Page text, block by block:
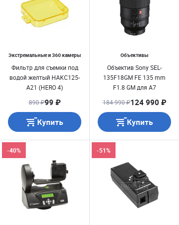
Экстремальные и 360 камеры
Фильтр для съемки под
водой желтый HAKC125-
A21 (HERO 4)
890 ₽99 ₽
Купить
Объективы
Объектив Sony SEL-
135F18GM FE 135 mm
F1.8 GM для А7
184 990 ₽124 990 ₽
Купить
-40% -51%